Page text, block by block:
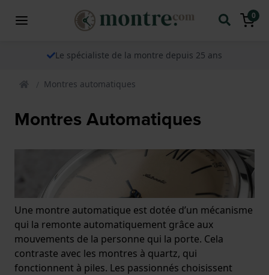
0
Le spécialiste de la montre depuis 25 ans
Montres automatiques
Montres Automatiques
Une montre automatique est dotée d’un mécanisme
qui la remonte automatiquement grâce aux
mouvements de la personne qui la porte. Cela
contraste avec les montres à quartz, qui
fonctionnent à piles. Les passionnés choisissent